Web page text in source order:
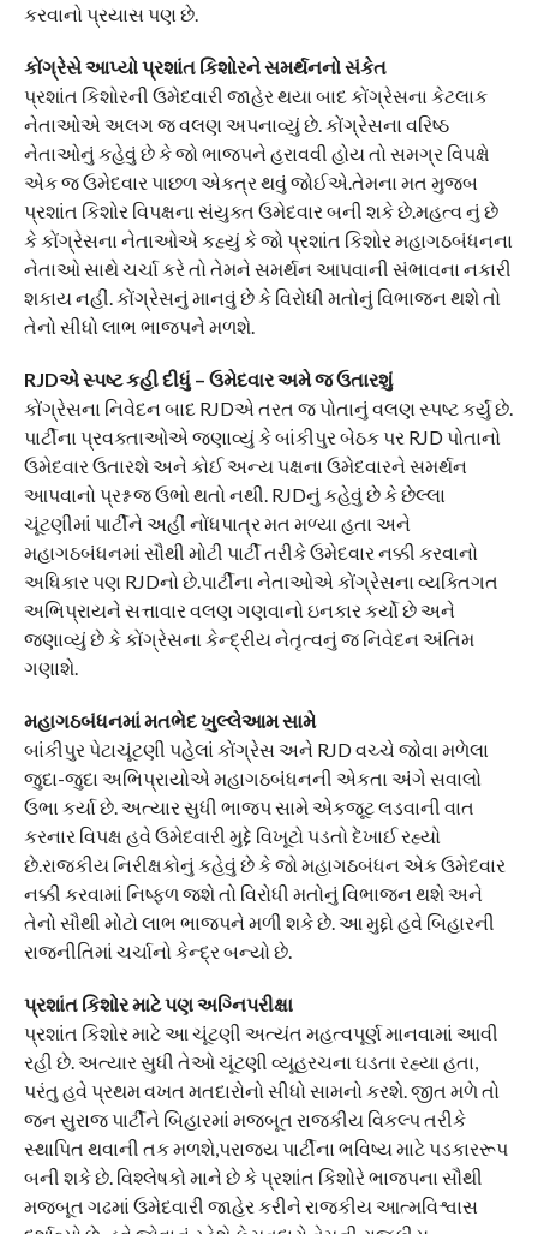
કરવાનો પ્રયાસ પણ છે.
કોંગ્રેસે આપ્યો પ્રશાંત કિશોરને સમર્થનનો સંકેત
પ્રશાંત કિશોરની ઉમેદવારી જાહેર થયા બાદ કોંગ્રેસના કેટલાક
નેતાઓએ અલગ જ વલણ અપનાવ્યું છે. કોંગ્રેસના વરિષ્ઠ
નેતાઓનું કહેવું છે કે જો ભાજપને હરાવવી હોય તો સમગ્ર વિપક્ષે
એક જ ઉમેદવાર પાછળ એકત્ર થવું જોઈએ.તેમના મત મુજબ
પ્રશાંત કિશોર વિપક્ષના સંયુક્ત ઉમેદવાર બની શકે છે.મહત્વ નું છે
કે કોંગ્રેસના નેતાઓએ કહ્યું કે જો પ્રશાંત કિશોર મહાગઠબંધનના
નેતાઓ સાથે ચર્ચા કરે તો તેમને સમર્થન આપવાની સંભાવના નકારી
શકાય નહીં. કોંગ્રેસનું માનવું છે કે વિરોધી મતોનું વિભાજન થશે તો
તેનો સીધો લાભ ભાજપને મળશે.
RJDએ સ્પષ્ટ કહી દીધું – ઉમેદવાર અમે જ ઉતારશું
કોંગ્રેસના નિવેદન બાદ RJDએ તરત જ પોતાનું વલણ સ્પષ્ટ કર્યું છે.
પાર્ટીના પ્રવક્તાઓએ જણાવ્યું કે બાંકીપુર બેઠક પર RJD પોતાનો
ઉમેદવાર ઉતારશે અને કોઈ અન્ય પક્ષના ઉમેદવારને સમર્થન
આપવાનો પ્રશ્ન જ ઉભો થતો નથી. RJDનું કહેવું છે કે છેલ્લા
ચૂંટણીમાં પાર્ટીને અહીં નોંધપાત્ર મત મળ્યા હતા અને
મહાગઠબંધનમાં સૌથી મોટી પાર્ટી તરીકે ઉમેદવાર નક્કી કરવાનો
અધિકાર પણ RJDનો છે.પાર્ટીના નેતાઓએ કોંગ્રેસના વ્યક્તિગત
અભિપ્રાયને સત્તાવાર વલણ ગણવાનો ઇનકાર કર્યો છે અને
જણાવ્યું છે કે કોંગ્રેસના કેન્દ્રીય નેતૃત્વનું જ નિવેદન અંતિમ
ગણાશે.
મહાગઠબંધનમાં મતભેદ ખુલ્લેઆમ સામે
બાંકીપુર પેટાચૂંટણી પહેલાં કોંગ્રેસ અને RJD વચ્ચે જોવા મળેલા
જુદા-જુદા અભિપ્રાયોએ મહાગઠબંધનની એકતા અંગે સવાલો
ઉભા કર્યા છે. અત્યાર સુધી ભાજપ સામે એકજૂટ લડવાની વાત
કરનાર વિપક્ષ હવે ઉમેદવારી મુદ્દે વિખૂટો પડતો દેખાઈ રહ્યો
છે.રાજકીય નિરીક્ષકોનું કહેવું છે કે જો મહાગઠબંધન એક ઉમેદવાર
નક્કી કરવામાં નિષ્ફળ જશે તો વિરોધી મતોનું વિભાજન થશે અને
તેનો સૌથી મોટો લાભ ભાજપને મળી શકે છે. આ મુદ્દો હવે બિહારની
રાજનીતિમાં ચર્ચાનો કેન્દ્ર બન્યો છે.
પ્રશાંત કિશોર માટે પણ અગ્નિપરીક્ષા
પ્રશાંત કિશોર માટે આ ચૂંટણી અત્યંત મહત્વપૂર્ણ માનવામાં આવી
રહી છે. અત્યાર સુધી તેઓ ચૂંટણી વ્યૂહરચના ઘડતા રહ્યા હતા,
પરંતુ હવે પ્રથમ વખત મતદારોનો સીધો સામનો કરશે. જીત મળે તો
જન સુરાજ પાર્ટીને બિહારમાં મજબૂત રાજકીય વિકલ્પ તરીકે
સ્થાપિત થવાની તક મળશે,પરાજય પાર્ટીના ભવિષ્ય માટે પડકારરૂપ
બની શકે છે. વિશ્લેષકો માને છે કે પ્રશાંત કિશોરે ભાજપના સૌથી
મજબૂત ગઢમાં ઉમેદવારી જાહેર કરીને રાજકીય આત્મવિશ્વાસ